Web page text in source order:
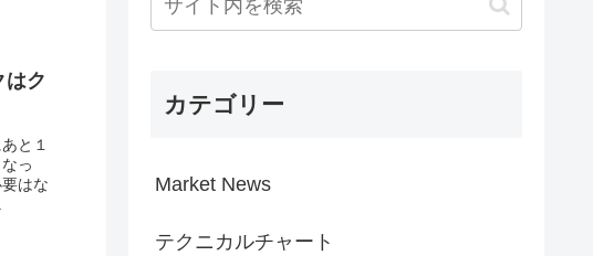
はク
と１
っ
はな
カテゴリー
Market News
テクニカルチャート